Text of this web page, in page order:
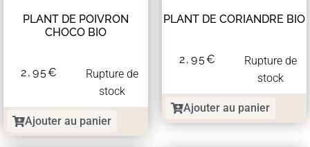
PLANT DE POIVRON
CHOCO BIO
2,95€
Rupture de
stock
Ajouter au panier
PLANT DE CORIANDRE BIO
2,95€
Rupture de
stock
Ajouter au panier